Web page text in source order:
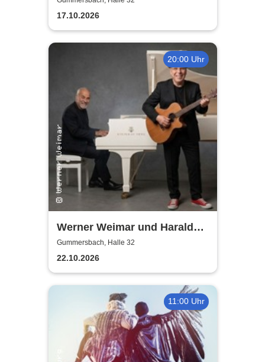
17.10.2026
20:00 Uhr
Werner Weimar und Harald
Horn
Gummersbach, Halle 32
22.10.2026
11:00 Uhr